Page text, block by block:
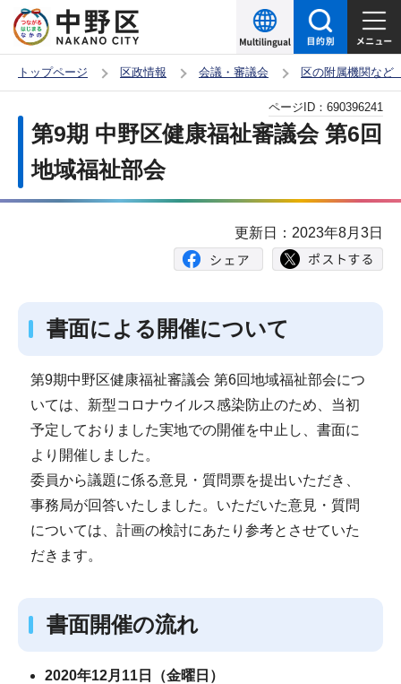
の
ー
トップページ 区政情報 会議・審議会 区の附属機関など
か
第9期 中野区健康福祉審議会 第6回
地域福祉部会
ページID： 690396241
更新日：2023年8月3日
書面による開催について
第9期中野区健康福祉審議会 第6回地域福祉部会につ
いては、新型コロナウイルス感染防止のため、当初
予定しておりました実地での開催を中止し、書面に
より開催しました。
委員から議題に係る意見・質問票を提出いただき、
事務局が回答いたしました。いただいた意見・質問
については、計画の検討にあたり参考とさせていた
だきます。
書面開催の流れ
2020年12月11日（金曜日）